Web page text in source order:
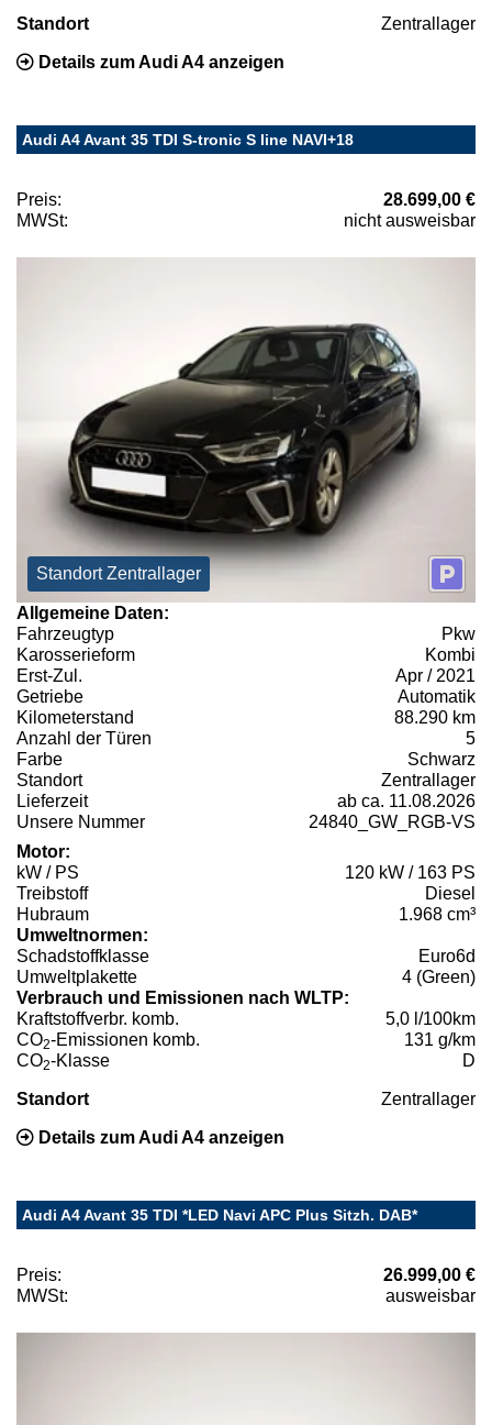
Standort Zentrallager
Details zum Audi A4 anzeigen
Audi A4 Avant 35 TDI S-tronic S line NAVI+18
Preis:
28.699,00 €
MWSt:
nicht ausweisbar
Standort Zentrallager
Allgemeine Daten:
Fahrzeugtyp
Pkw
Karosserieform
Kombi
Erst-Zul.
Apr / 2021
Getriebe
Automatik
Kilometerstand
88.290 km
Anzahl der Türen
5
Farbe
Schwarz
Standort
Zentrallager
Lieferzeit
ab ca. 11.08.2026
Unsere Nummer
24840_GW_RGB-VS
Motor:
kW / PS
120 kW / 163 PS
Treibstoff
Diesel
Hubraum
1.968 cm³
Umweltnormen:
Schadstoffklasse
Euro6d
Umweltplakette
4 (Green)
Verbrauch und Emissionen nach WLTP:
Kraftstoffverbr. komb.
5,0 l/100km
CO2-Emissionen komb.
131 g/km
CO2-Klasse D
Standort Zentrallager
Details zum Audi A4 anzeigen
Audi A4 Avant 35 TDI *LED Navi APC Plus Sitzh. DAB*
Preis:
26.999,00 €
MWSt:
ausweisbar